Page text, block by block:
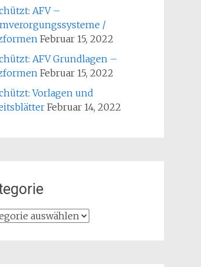
AFV –
/
Februar 15, 2022
AFV Grundlagen –
Februar 15, 2022
Vorlagen und
Februar 14, 2022